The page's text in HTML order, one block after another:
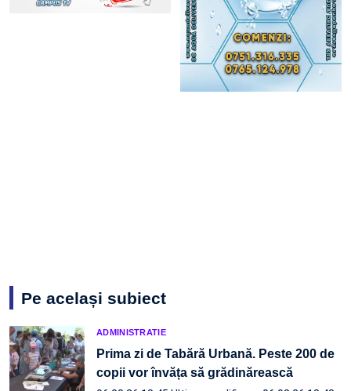
Pe același subiect
ADMINISTRATIE
Prima zi de Tabără Urbană. Peste 200 de
copii vor învăța să grădinărească